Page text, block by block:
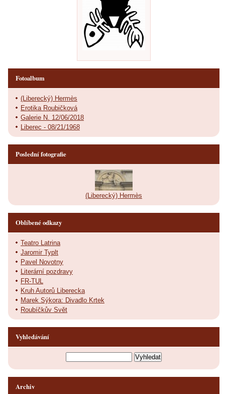
Fotoalbum
(Liberecký) Hermès
Erotika Roubičková
Galerie N. 12/06/2018
Liberec - 08/21/1968
Poslední fotografie
(Liberecký) Hermès
Oblíbené odkazy
Teatro Latrina
Jaromir Typlt
Pavel Novotny
Literární pozdravy
FR-TUL
Kruh Autorů Liberecka
Marek Sýkora: Divadlo Krtek
Roubíčkův Svět
Vyhledávání
Archiv